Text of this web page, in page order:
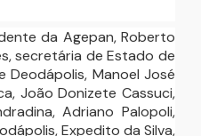
da Agepan, Roberto
secretária de Estado de
Deodápolis, Manoel José
João Donizete Cassuci,
Adriano Palopoli,
Expedito da Silva,